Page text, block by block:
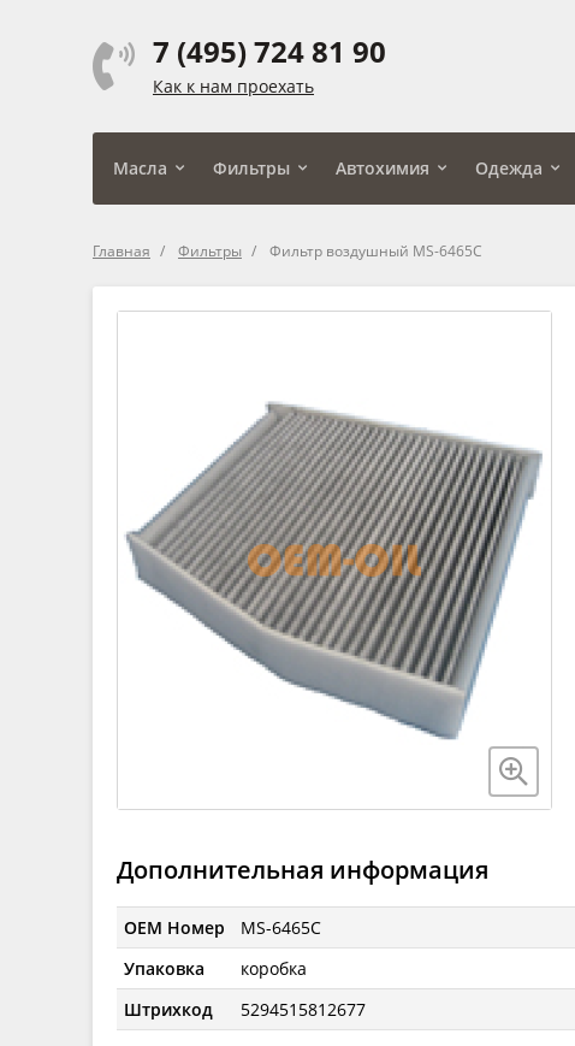
7 (495) 724 81 90
Как к нам проехать
Масла Фильтры Автохимия Одежда
Главная Фильтры Фильтр воздушный MS-6465C
Дополнительная информация
OEM Номер
MS-6465C
Упаковка
коробка
Штрихкод
5294515812677